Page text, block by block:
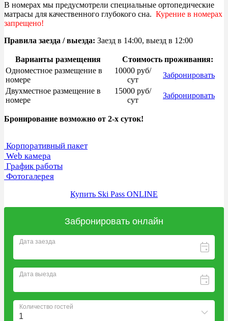
В номерах мы предусмотрели специальные ортопедические
матрасы для качественного глубокого сна. Курение в номерах
запрещено!
Правила заезда / выезда: Заезд в 14:00, выезд в 12:00
Варианты размещения
Стоимость проживания:
Одноместное размещение в
номере
10000 руб/
сут
Забронировать
Двухместное размещение в
номере
15000 руб/
сут
Забронировать
Бронирование возможно от 2-х суток!
Корпоративный пакет
Web камера
График работы
Фотогалерея
Купить Ski Pass ONLINE